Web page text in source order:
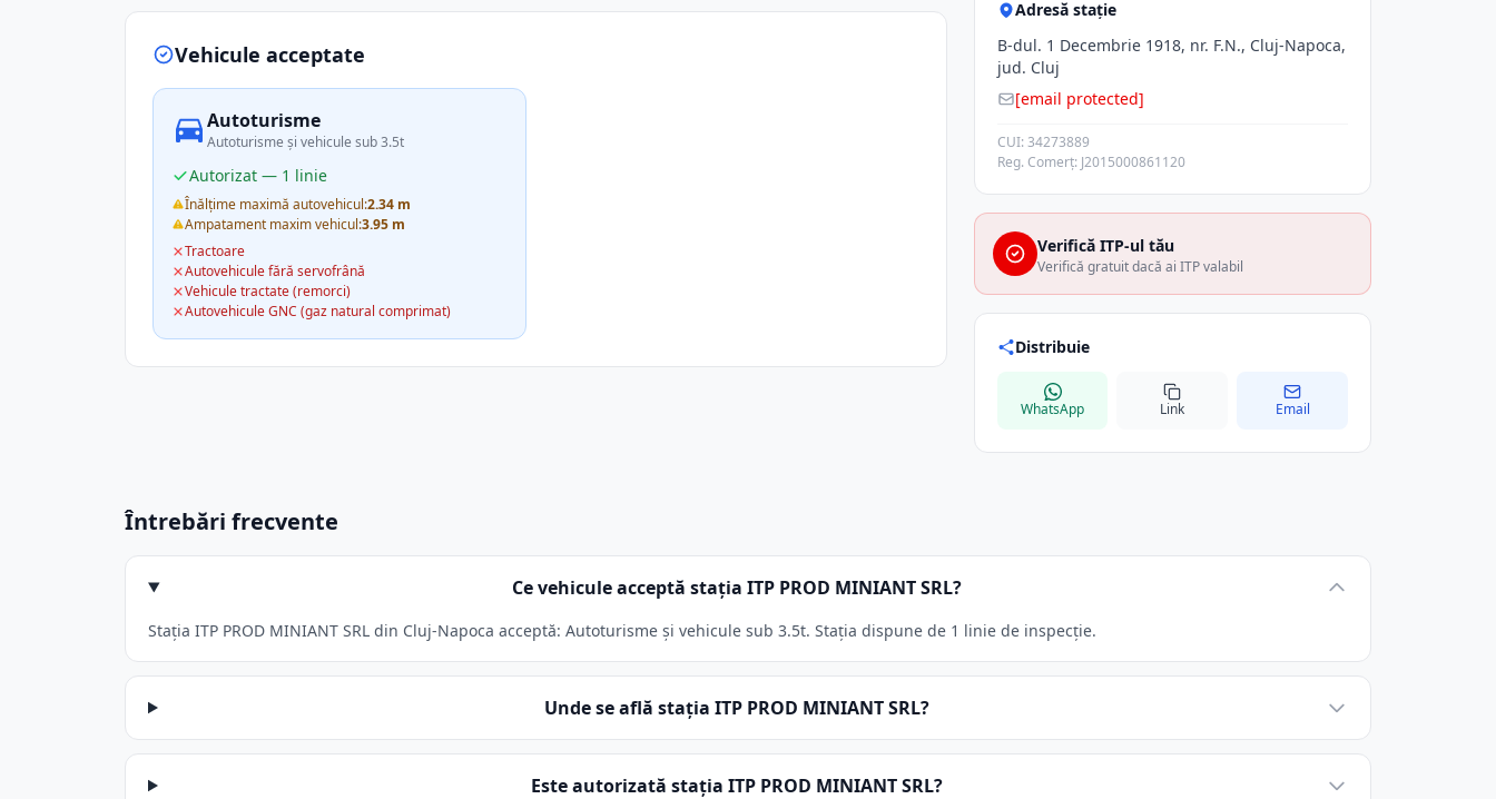
Vehicule acceptate
Autoturisme
Autoturisme și vehicule sub 3.5t
Autorizat — 1 linie
Înălțime maximă autovehicul:2.34 m
Ampatament maxim vehicul:3.95 m
Tractoare
Autovehicule fără servofrână
Vehicule tractate (remorci)
Autovehicule GNC (gaz natural comprimat)
Adresă stație
B-dul. 1 Decembrie 1918, nr. F.N., Cluj-Napoca,
jud. Cluj
[email protected]
CUI: 34273889
Reg. Comerț: J2015000861120
Verifică ITP-ul tău
Verifică gratuit dacă ai ITP valabil
Distribuie
WhatsApp Link Email
Întrebări frecvente
Ce vehicule acceptă stația ITP PROD MINIANT SRL?
Stația ITP PROD MINIANT SRL din Cluj-Napoca acceptă: Autoturisme și vehicule sub 3.5t. Stația dispune de 1 linie de inspecție.
Unde se află stația ITP PROD MINIANT SRL?
Este autorizată stația ITP PROD MINIANT SRL?